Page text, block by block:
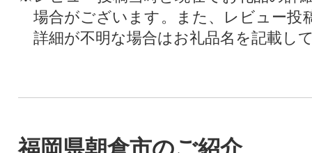
場合がございます。また、レビュー投
詳細が不明な場合はお礼品名を記載し